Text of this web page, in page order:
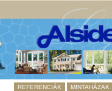
REFERENCIÁK MINTAHÁZAK